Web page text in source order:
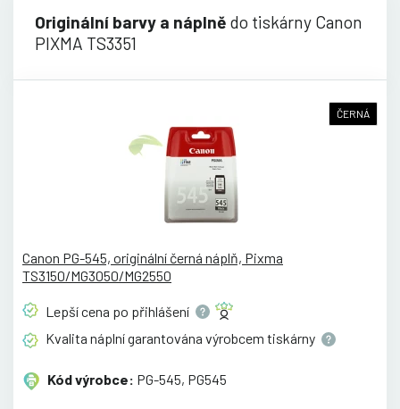
Originální barvy a náplně do tiskárny Canon
PIXMA TS3351
ČERNÁ
Canon PG-545, originální černá náplň, Pixma
TS3150/MG3050/MG2550
Lepší cena po přihlášení
Kvalita náplní garantována výrobcem tiskárny
Kód výrobce: PG-545, PG545